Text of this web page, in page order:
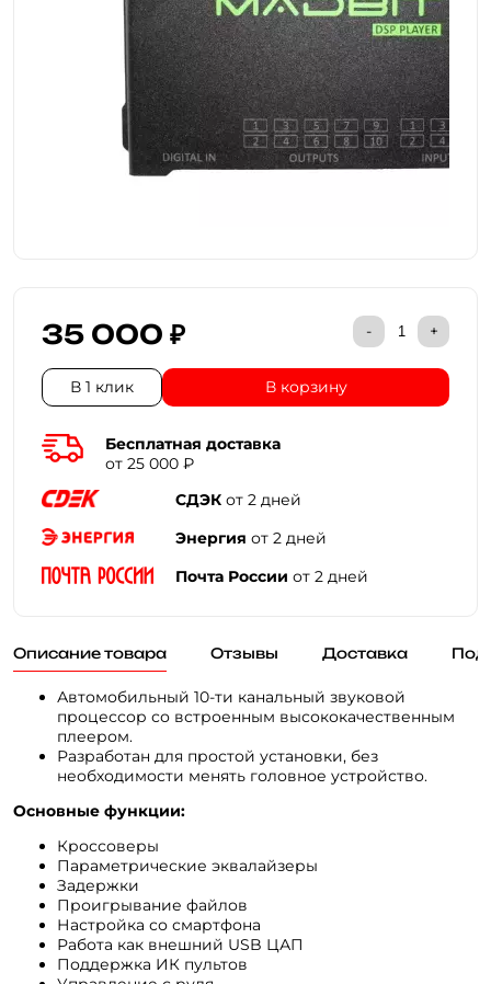
35 000 ₽ - +
В 1 клик В корзину
Бесплатная доставка
от 25 000 ₽
СДЭК от 2 дней
Энергия от 2 дней
Почта России от 2 дней
Описание товара Отзывы Доставка
Автомобильный 10-ти канальный звуковой
процессор со встроенным высококачественным
плеером.
Разработан для простой установки, без
необходимости менять головное устройство.
Основные функции:
Кроссоверы
Параметрические эквалайзеры
Задержки
Проигрывание файлов
Настройка со смартфона
Работа как внешний USB ЦАП
Поддержка ИК пультов